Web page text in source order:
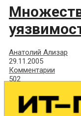
Анатолий Ализар
29.11.2005
Комментарии
502